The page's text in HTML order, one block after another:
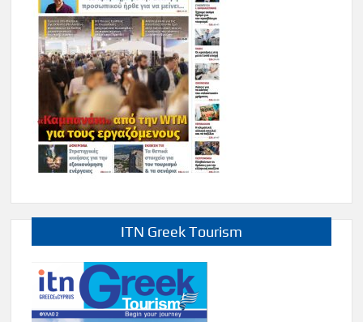
ITN Greek Tourism